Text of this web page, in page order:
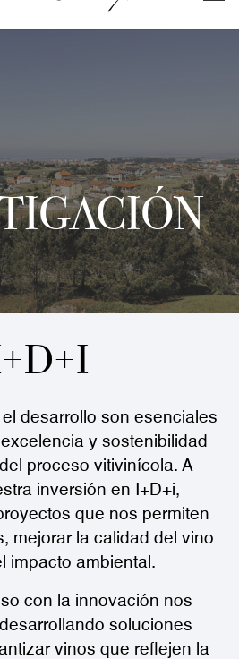
desarrollo son esenciales
y sostenibilidad
proceso vitivinícola. A
inversión en I+D+i,
que nos permiten
mejorar la calidad del vino
impacto ambiental.
con la innovación nos
soluciones
vinos que reflejen la